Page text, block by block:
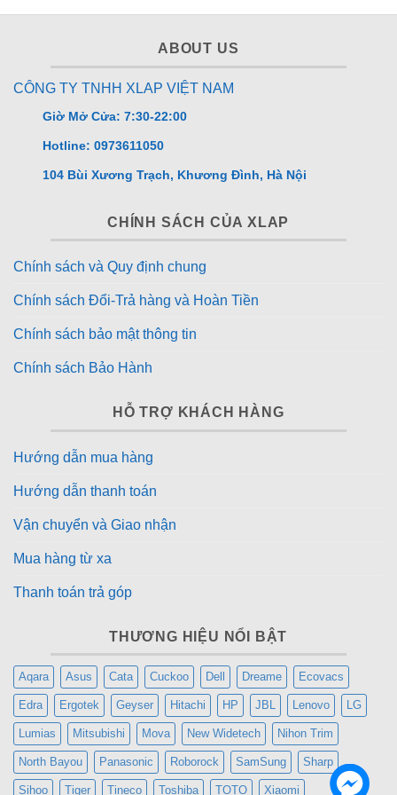
0973.611.050
– Hoặc inbox fanpageXLAP.VNđể nhận giá tốt nhất!
ABOUT US
CÔNG TY TNHH XLAP VIỆT NAM
Giờ Mở Cửa: 7:30-22:00
Hotline: 0973611050
104 Bùi Xương Trạch, Khương Đình, Hà Nội
CHÍNH SÁCH CỦA XLAP
Chính sách và Quy định chung
Chính sách Đổi-Trả hàng và Hoàn Tiền
Chính sách bảo mật thông tin
Chính sách Bảo Hành
HỖ TRỢ KHÁCH HÀNG
Hướng dẫn mua hàng
Hướng dẫn thanh toán
Vận chuyển và Giao nhận
Mua hàng từ xa
Thanh toán trả góp
THƯƠNG HIỆU NỔI BẬT
Aqara Asus Cata Cuckoo Dell Dreame Ecovacs
Edra Ergotek Geyser Hitachi HP JBL Lenovo LG
Lumias Mitsubishi Mova New Widetech Nihon Trim
North Bayou Panasonic Roborock SamSung Sharp
Sihoo Tiger Tineco Toshiba TOTO Xiaomi